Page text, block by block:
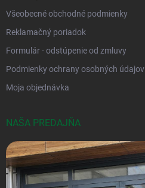
Všeobecné obchodné podmienky
Reklamačný poriadok
Formulár - odstúpenie od zmluvy
Podmienky ochrany osobných údajov
Moja objednávka
NAŠA PREDAJŇA